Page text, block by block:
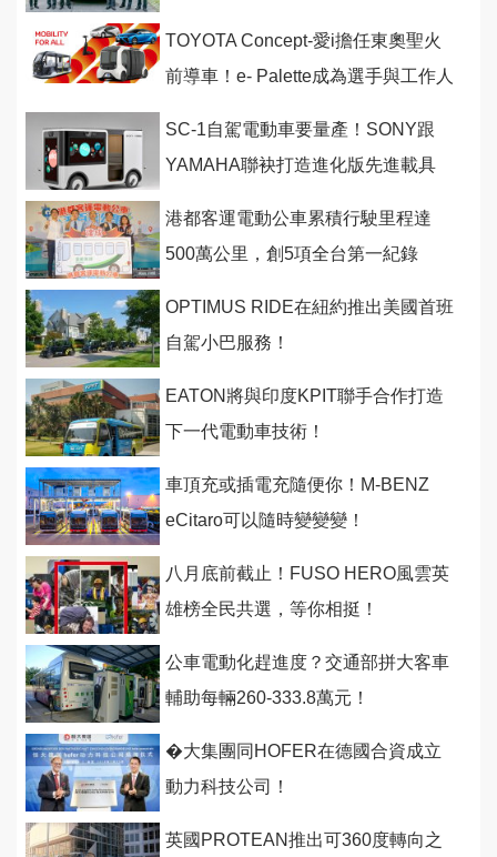
TOYOTA Concept-愛i擔任東奧聖火
前導車！e- Palette成為選手與工作人
SC-1自駕電動車要量產！SONY跟
YAMAHA聯袂打造進化版先進載具
港都客運電動公車累積行駛里程達
500萬公里，創5項全台第一紀錄
OPTIMUS RIDE在紐約推出美國首班
自駕小巴服務！
EATON將與印度KPIT聯手合作打造
下一代電動車技術！
車頂充或插電充隨便你！M-BENZ
eCitaro可以隨時變變變！
八月底前截止！FUSO HERO風雲英
雄榜全民共選，等你相挺！
公車電動化趕進度？交通部拼大客車
輔助每輛260-333.8萬元！
�大集團同HOFER在德國合資成立
動力科技公司！
英國PROTEAN推出可360度轉向之